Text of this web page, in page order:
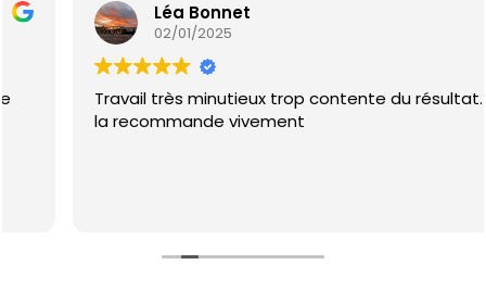
Léa Bonnet
02/01/2025
Travail très minutieux trop contente du résultat. Je
la recommande vivement